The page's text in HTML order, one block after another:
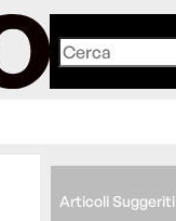
Articoli Suggeriti